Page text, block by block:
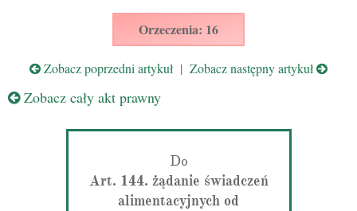
Orzeczenia: 16
Zobacz poprzedni artykuł | Zobacz następny artykuł
Zobacz cały akt prawny
Do
Art. 144. żądanie świadczeń
alimentacyjnych od